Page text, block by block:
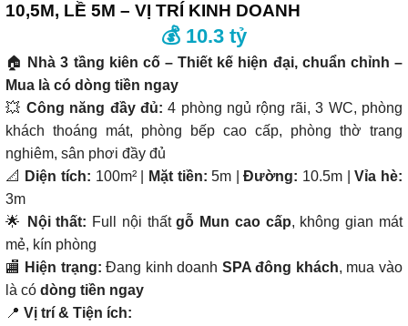
10,5M, LỀ 5M – VỊ TRÍ KINH DOANH
💰 10.3 tỷ
🏠
Nhà 3 tầng kiên cố – Thiết kế hiện đại, chuẩn chỉnh –
Mua là có dòng tiền ngay
💥 Công năng đầy đủ: 4 phòng ngủ rộng rãi, 3 WC, phòng
khách thoáng mát, phòng bếp cao cấp, phòng thờ trang
nghiêm, sân phơi đầy đủ
📐
Diện tích: 100m² | Mặt tiền: 5m |Đường: 10.5m |Vỉa hè:
3m
🌟
Nội thất: Full nội thấtgỗ Mun cao cấp, không gian mát
mẻ, kín phòng
🏬 Hiện trạng: Đang kinh doanh SPA đông khách, mua vào
là có dòng tiền ngay
📍 Vị trí & Tiện ích: